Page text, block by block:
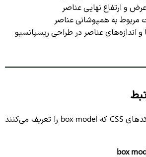
و ارتفاع نهایی عناصر
مربوط به همپوشانی عناصر
و اندازه‌های عناصر در طراحی ریسپانسیو
در ادامه چند مثال از کدهای CSS که box model را تعریف می‌کنند